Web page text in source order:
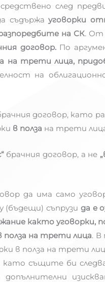
след
съдържауговорки
на СК. От
договор. По
на трети лица,
на
договор, като
в полза на трети
брачния договор, а не
да има само
съпрузи да е
както уговорки,
полза на трети лица. В
в полза на трети
като същите би